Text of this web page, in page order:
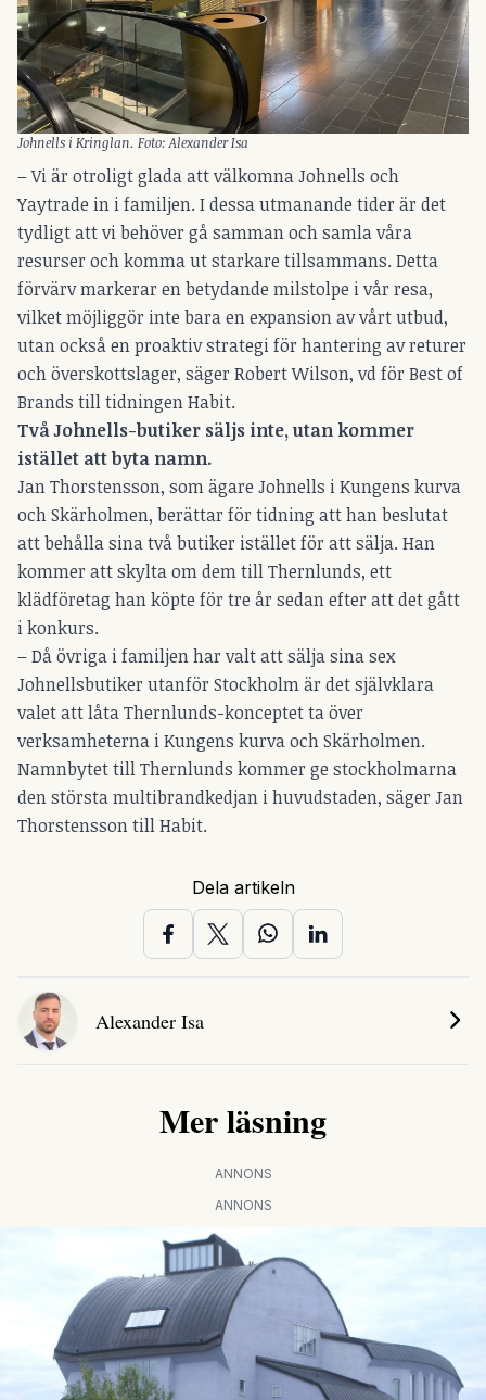
Johnells i Kringlan. Foto: Alexander Isa
– Vi är otroligt glada att välkomna Johnells och
Yaytrade in i familjen. I dessa utmanande tider är det
tydligt att vi behöver gå samman och samla våra
resurser och komma ut starkare tillsammans. Detta
förvärv markerar en betydande milstolpe i vår resa,
vilket möjliggör inte bara en expansion av vårt utbud,
utan också en proaktiv strategi för hantering av returer
och överskottslager, säger Robert Wilson, vd för Best of
Brands till tidningen Habit.
Två Johnells-butiker säljs inte, utan kommer
istället att byta namn.
Jan Thorstensson, som ägare Johnells i Kungens kurva
och Skärholmen, berättar för tidning att han beslutat
att behålla sina två butiker istället för att sälja. Han
kommer att skylta om dem till Thernlunds, ett
klädföretag han köpte för tre år sedan efter att det gått
i konkurs.
– Då övriga i familjen har valt att sälja sina sex
Johnellsbutiker utanför Stockholm är det självklara
valet att låta Thernlunds-konceptet ta över
verksamheterna i Kungens kurva och Skärholmen.
Namnbytet till Thernlunds kommer ge stockholmarna
den största multibrandkedjan i huvudstaden, säger Jan
Thorstensson till Habit.
Dela artikeln
Alexander Isa
Mer läsning
ANNONS
ANNONS